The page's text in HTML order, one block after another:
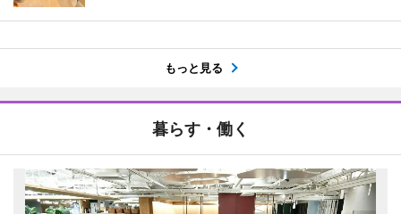
もっと見る
暮らす・働く